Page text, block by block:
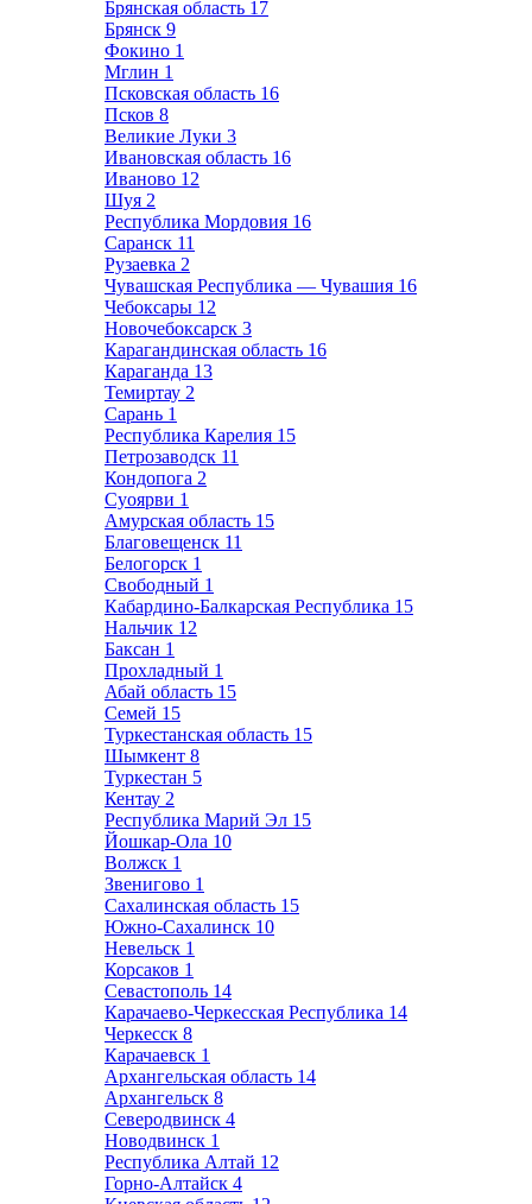
Брянская область 17
Брянск 9
Фокино 1
Мглин 1
Псковская область 16
Псков 8
Великие Луки 3
Ивановская область 16
Иваново 12
Шуя 2
Республика Мордовия 16
Саранск 11
Рузаевка 2
Чувашская Республика — Чувашия 16
Чебоксары 12
Новочебоксарск 3
Карагандинская область 16
Караганда 13
Темиртау 2
Сарань 1
Республика Карелия 15
Петрозаводск 11
Кондопога 2
Суоярви 1
Амурская область 15
Благовещенск 11
Белогорск 1
Свободный 1
Кабардино-Балкарская Республика 15
Нальчик 12
Баксан 1
Прохладный 1
Абай область 15
Семей 15
Туркестанская область 15
Шымкент 8
Туркестан 5
Кентау 2
Республика Марий Эл 15
Йошкар-Ола 10
Волжск 1
Звенигово 1
Сахалинская область 15
Южно-Сахалинск 10
Невельск 1
Корсаков 1
Севастополь 14
Карачаево-Черкесская Республика 14
Черкесск 8
Карачаевск 1
Архангельская область 14
Архангельск 8
Северодвинск 4
Новодвинск 1
Республика Алтай 12
Горно-Алтайск 4